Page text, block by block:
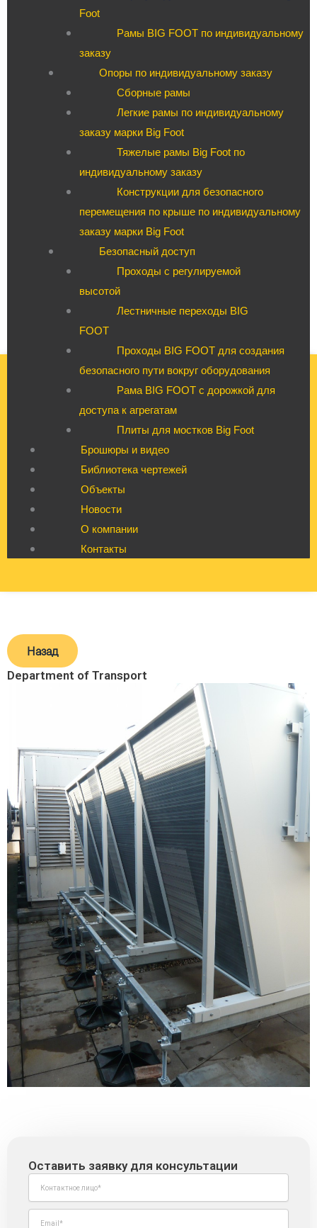
Foot
Рамы BIG FOOT по индивидуальному
заказу
Опоры по индивидуальному заказу
Сборные рамы
Легкие рамы по индивидуальному
заказу марки Big Foot
Тяжелые рамы Big Foot по
индивидуальному заказу
Конструкции для безопасного
перемещения по крыше по индивидуальному
заказу марки Big Foot
Безопасный доступ
Проходы с регулируемой
высотой
Лестничные переходы BIG
FOOT
Проходы BIG FOOT для создания
безопасного пути вокруг оборудования
Рама BIG FOOT с дорожкой для
доступа к агрегатам
Плиты для мостков Big Foot
Брошюры и видео
Библиотека чертежей
Объекты
Новости
О компании
Контакты
Назад
Department of Transport
Оставить заявку для консультации
m